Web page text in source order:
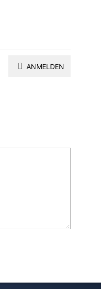
ANMELDEN